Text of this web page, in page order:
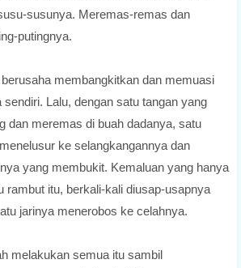
susunya. Meremas-remas dan
putingnya.
membangkitkan dan memuasi
sendiri. Lalu, dengan satu tangan yang
dan meremas di buah dadanya, satu
ke selangkangannya dan
yang membukit. Kemaluan yang hanya
rambut itu, berkali-kali diusap-usapnya
jarinya menerobos ke celahnya.
melakukan semua itu sambil